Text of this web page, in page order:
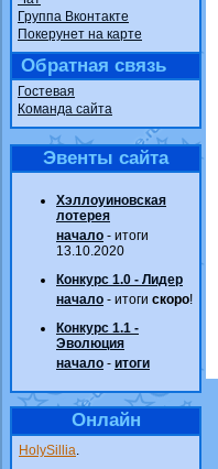
Группа Вконтакте
Покерунет на карте
Обратная связь
Гостевая
Команда сайта
Эвенты сайта
Хэллоуиновская
лотерея
начало - итоги
13.10.2020
Конкурс 1.0 - Лидер
начало - итоги скоро!
Конкурс 1.1 -
Эволюция
начало - итоги
Онлайн
HolySillia.